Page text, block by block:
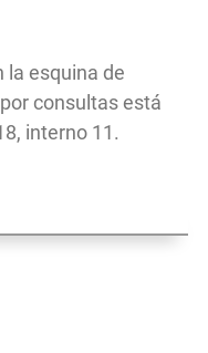
la esquina de
consultas está
interno 11.